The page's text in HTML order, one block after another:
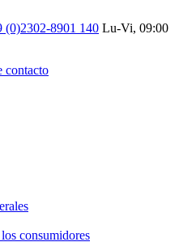
(0)2302-8901 140 Lu-Vi, 09:00
contacto
consumidores